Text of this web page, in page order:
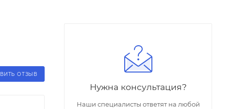
ОТЗЫВ
Нужна консультация?
Наши специалисты ответят на любой